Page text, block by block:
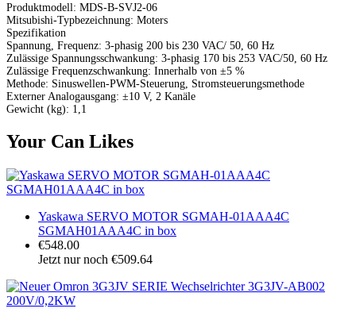
Produktmodell: MDS-B-SVJ2-06
Mitsubishi-Typbezeichnung: Moters
Spezifikation
Spannung, Frequenz: 3-phasig 200 bis 230 VAC/ 50, 60 Hz
Zulässige Spannungsschwankung: 3-phasig 170 bis 253 VAC/50, 60 Hz
Zulässige Frequenzschwankung: Innerhalb von ±5 %
Methode: Sinuswellen-PWM-Steuerung, Stromsteuerungsmethode
Externer Analogausgang: ±10 V, 2 Kanäle
Gewicht (kg): 1,1
Your Can Likes
Yaskawa SERVO MOTOR SGMAH-01AAA4C
SGMAH01AAA4C in box
€548.00
Jetzt nur noch €509.64